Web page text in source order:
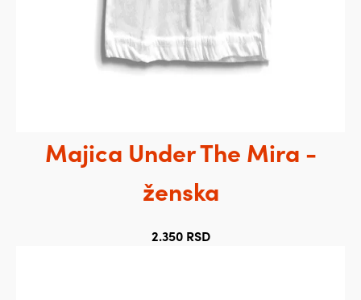
Majica Under The Mira -
ženska
2.350 RSD